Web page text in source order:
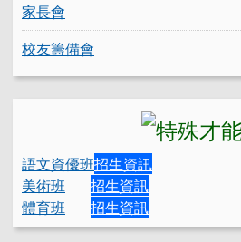
家長會
校友籌備會
語文資優班招生資訊
美術班
招生資訊
體育班
招生資訊